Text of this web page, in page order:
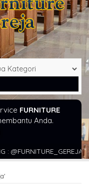
FURNITURE
Anda.